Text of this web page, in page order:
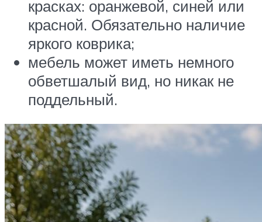
красках: оранжевой, синей или
красной. Обязательно наличие
яркого коврика;
мебель может иметь немного
обветшалый вид, но никак не
поддельный.